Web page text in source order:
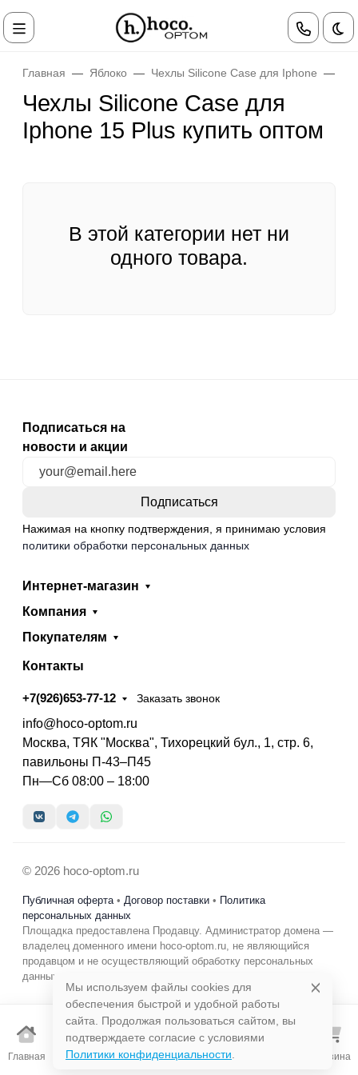
Главная Каталог Поиск Корзина
Главная Яблоко Чехлы Silicone Case для Iphone
Чехлы Silicone Case для
Iphone 15 Plus купить оптом
В этой категории нет ни
одного товара.
Подписаться на
новости и акции
Нажимая на кнопку подтверждения, я принимаю условия
политики обработки персональных данных
Интернет-магазин
Компания
Покупателям
Контакты
+7(926)653-77-12 Заказать звонок
info@hoco-optom.ru
Москва, ТЯК "Москва", Тихорецкий бул., 1, стр. 6,
павильоны П-43–П45
Пн—Сб 08:00 – 18:00
© 2026 hoco-optom.ru
Публичная оферта• Договор поставки • Политика
персональных данных
Площадка предоставлена Продавцу. Администратор домена —
владелец доменного имени hoco-optom.ru, не являющийся
продавцом и не осуществляющий обработку персональных
данных в коммерческих целях.
Мы используем файлы cookies для
обеспечения быстрой и удобной работы
сайта. Продолжая пользоваться сайтом, вы
подтверждаете согласие с условиями
Политики конфиденциальности